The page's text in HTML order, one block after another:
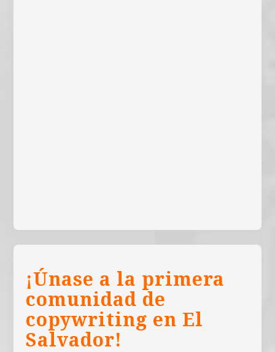
¡Únase a la primera
comunidad de
copywriting en El
Salvador!